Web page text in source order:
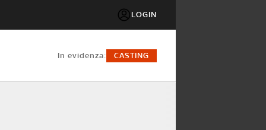
LOGIN
in evidenza: CASTING